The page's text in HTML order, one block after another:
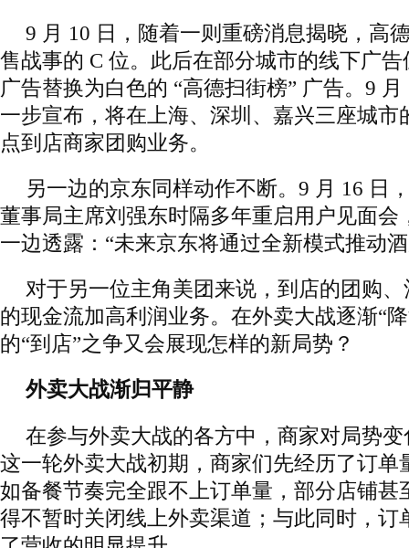
9 月 10 日，随着一则重磅消息揭晓，高
售战事的 C 位。此后在部分城市的线下广
广告替换为白色的 “高德扫街榜” 广告。9
一步宣布，将在上海、深圳、嘉兴三座城市
点到店商家团购业务。
另一边的京东同样动作不断。9 月 16 日
董事局主席刘强东时隔多年重启用户见面会
一边透露：“未来京东将通过全新模式推动
对于另一位主角美团来说，到店的团购
的现金流加高利润业务。在外卖大战逐渐“
的“到店”之争又会展现怎样的新局势？
外卖大战渐归平静
在参与外卖大战的各方中，商家对局势
这一轮外卖大战初期，商家们先经历了订单
如备餐节奏完全跟不上订单量，部分店铺甚
得不暂时关闭线上外卖渠道；与此同时，订